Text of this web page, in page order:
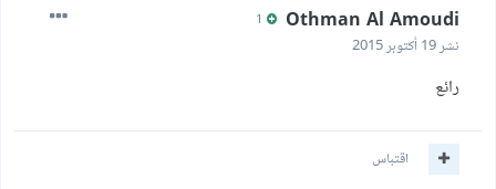
Othman Al Amoudi
نشر19 أكتوبر 2015
رائع
اقتباس